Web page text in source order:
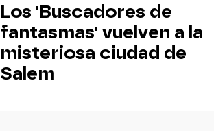
Los 'Buscadores de
fantasmas' vuelven a la
misteriosa ciudad de
Salem